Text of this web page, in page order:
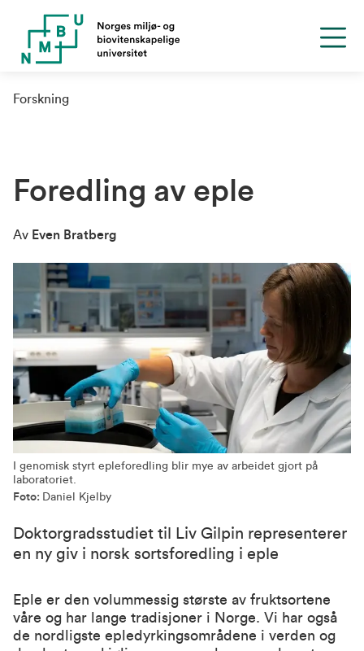
Forskning
Foredling av eple
Av Even Bratberg
I genomisk styrt epleforedling blir mye av arbeidet gjort på
laboratoriet.
Foto: Daniel Kjelby
Doktorgradsstudiet til Liv Gilpin representerer
en ny giv i norsk sortsforedling i eple
Eple er den volummessig største av fruktsortene
våre og har lange tradisjoner i Norge. Vi har også
de nordligste epledyrkingsområdene i verden og